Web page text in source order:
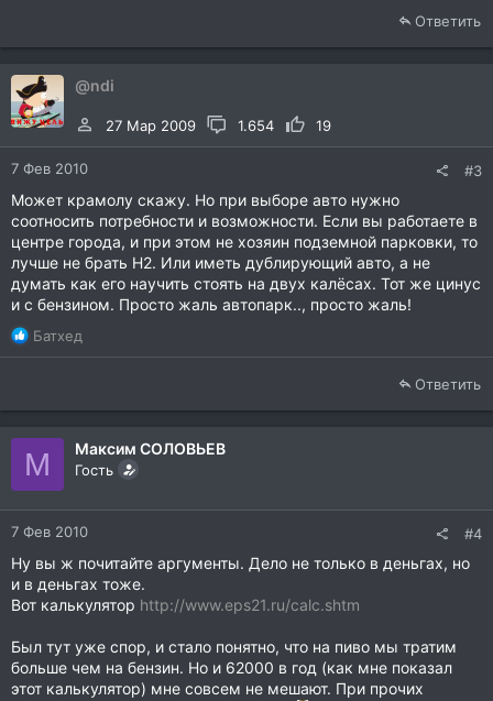
Ответить
@ndi
27 Мар 2009 1.654 19
7 Фев 2010 #3
Может крамолу скажу. Но при выборе авто нужно
соотносить потребности и возможности. Если вы работаете в
центре города, и при этом не хозяин подземной парковки, то
лучше не брать Н2. Или иметь дублирующий авто, а не
думать как его научить стоять на двух калёсах. Тот же цинус
и с бензином. Просто жаль автопарк.., просто жаль!
Р
е
ц
и
:
Батхед
Ответить
М Максим СОЛОВЬЕВ
Гость
7 Фев 2010 #4
Ну вы ж почитайте аргументы. Дело не только в деньгах, но
и в деньгах тоже.
Вот калькулятор http://www.eps21.ru/calc.shtm
Был тут уже спор, и стало понятно, что на пиво мы тратим
больше чем на бензин. Но и 62000 в год (как мне показал
этот калькулятор) мне совсем не мешают. При прочих